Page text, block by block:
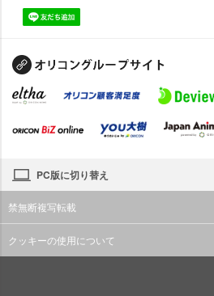
PC版に切り替え
禁無断複写転載
クッキーの使用について